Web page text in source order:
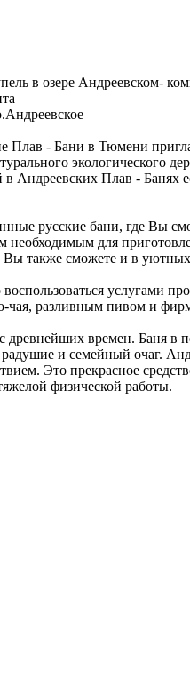
в озере Андреевском-
Плав - Бани в Тюмени
экологического
Андреевских Плав - Банях
русские бани, где Вы
необходимым для
также сможете и в уютных
услугами
чая, разливным пивом и
времен. Баня в
радушие и семейный очаг.
Это прекрасное
физической работы.